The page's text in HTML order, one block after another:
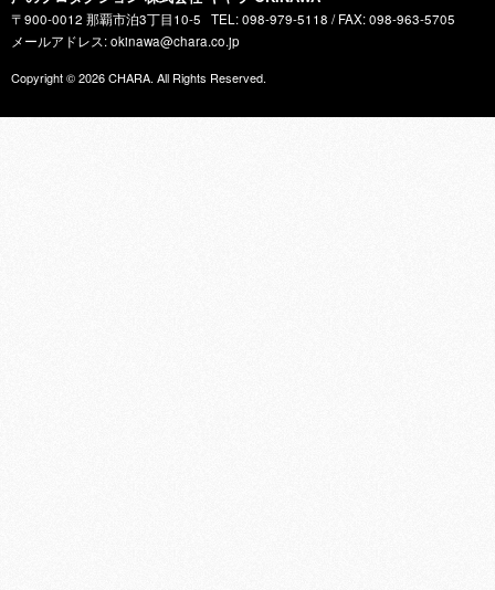
〒900-0012 那覇市泊3丁目10-5
TEL: 098-979-5118 / FAX: 098-963-5705
メールアドレス: okinawa@chara.co.jp
Copyright © 2026CHARA. All Rights Reserved.